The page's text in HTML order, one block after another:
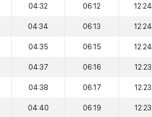
04:32 06:12 12:24
04:34 06:13 12:24
04:35 06:15 12:24
04:37 06:16 12:23
04:38 06:17 12:23
04:40 06:19 12:23